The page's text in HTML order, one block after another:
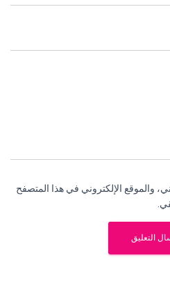
والموقع الإلكتروني في هذا المتصفح